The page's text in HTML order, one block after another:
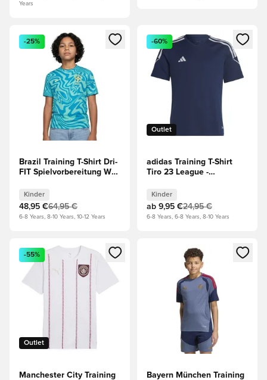
Years
Öffnet ein neues Fenster zum Anmelden oder Registrieren
-25%
Brazil Training T-Shirt Dri-
FIT Spielvorbereitung WM
Kinder
48,95 €64,95 €
6-8 Years, 8-10 Years, 10-12 Years
Öffnet ein neues Fenster
Outlet
-60%
adidas Training T-Shirt
Tiro 23 League -
Kinder
ab 9,95 €24,95 €
6-8 Years, 6-8 Years, 8-10 Years
Öffnet ein neues Fenster zum Anmelden oder Registrieren
Outlet
-55%
Manchester City Training
Öffnet ein neues Fenster
Bayern München Training